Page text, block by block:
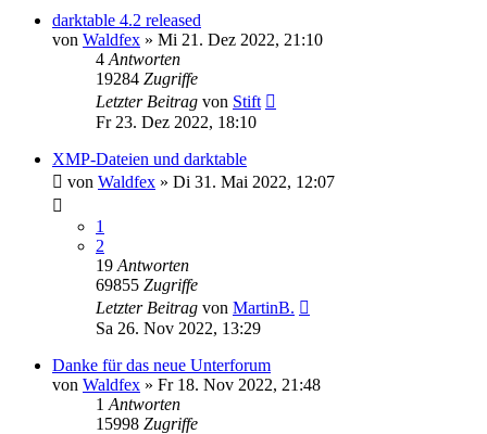
darktable 4.2 released
von Waldfex » Mi 21. Dez 2022, 21:10
4 Antworten
19284 Zugriffe
Letzter Beitrag von Stift
Fr 23. Dez 2022, 18:10
XMP-Dateien und darktable
von Waldfex » Di 31. Mai 2022, 12:07
1
2
19 Antworten
69855 Zugriffe
Letzter Beitrag von MartinB.
Sa 26. Nov 2022, 13:29
Danke für das neue Unterforum
von Waldfex » Fr 18. Nov 2022, 21:48
1 Antworten
15998 Zugriffe